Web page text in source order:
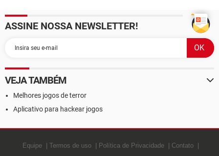
ASSINE NOSSA NEWSLETTER!
VEJA TAMBÉM
Melhores jogos de terror
Aplicativo para hackear jogos
Equipe Termos de uso Política de Privacidade
Contato